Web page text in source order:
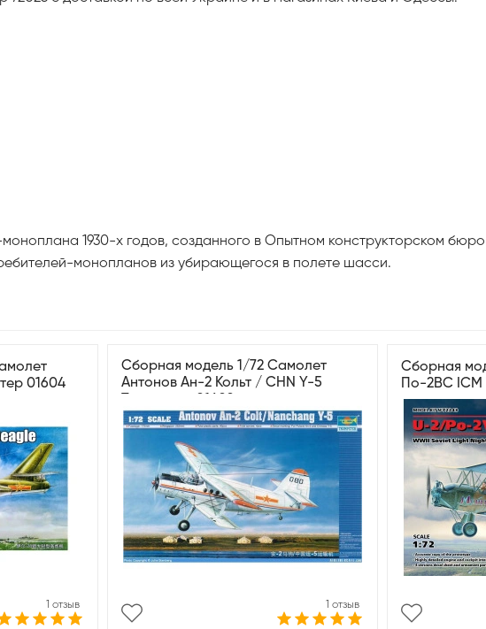
1930-х годов, созданного в Опытном конструкторском
монопланов из убирающегося в полете шасси.
01604
1 отзыв
Сборная модель 1/72 Самолет
Антонов Ан-2 Кольт / CHN Y-5
1 отзыв
Сборная
По-2ВС ICM